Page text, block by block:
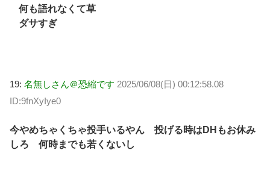
何も語れなくて草
ダサすぎ
19: 名無しさん＠恐縮です 2025/06/08(日) 00:12:58.08
ID:9fnXyIye0
今やめちゃくちゃ投手いるやん 投げる時はDHもお休み
しろ 何時までも若くないし